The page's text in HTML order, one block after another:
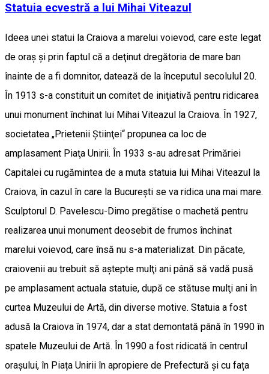
Statuia ecvestră a lui Mihai Viteazul
Ideea unei statui la Craiova a marelui voievod, care este legat
de oraș şi prin faptul că a deţinut dregătoria de mare ban
înainte de a fi domnitor, datează de la începutul secolulul 20.
În 1913 s-a constituit un comitet de iniţiativă pentru ridicarea
unui monument închinat lui Mihai Viteazul la Craiova. În 1927,
societatea „Prietenii Ştiinţei“ propunea ca loc de
amplasament Piaţa Unirii. În 1933 s-au adresat Primăriei
Capitalei cu rugămintea de a muta statuia lui Mihai Viteazul la
Craiova, în cazul în care la Bucureşti se va ridica una mai mare.
Sculptorul D. Pavelescu-Dimo pregătise o machetă pentru
realizarea unui monument deosebit de frumos închinat
marelui voievod, care însă nu s-a materializat. Din păcate,
craiovenii au trebuit să aştepte mulţi ani până să vadă pusă
pe amplasament actuala statuie, după ce stătuse mulţi ani în
curtea Muzeului de Artă, din diverse motive. Statuia a fost
adusă la Craiova în 1974, dar a stat demontată până în 1990 în
spatele Muzeului de Artă. În 1990 a fost ridicată în centrul
orașului, în Piața Unirii în apropiere de Prefectură și cu fața